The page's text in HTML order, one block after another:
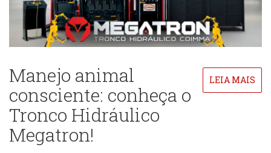
Manejo animal
consciente: conheça o
Tronco Hidráulico
Megatron!
LEIA MAIS